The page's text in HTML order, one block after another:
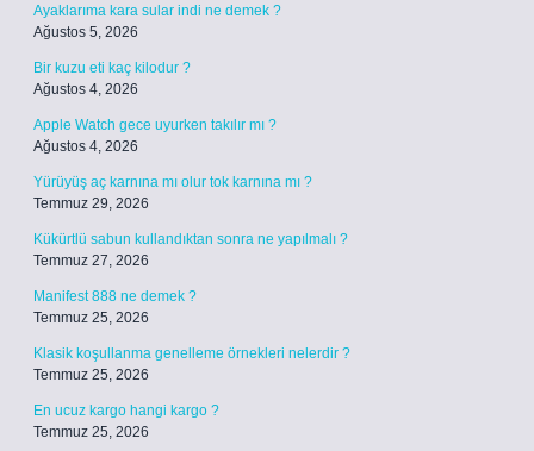
Ayaklarıma kara sular indi ne demek ?
Ağustos 5, 2026
Bir kuzu eti kaç kilodur ?
Ağustos 4, 2026
Apple Watch gece uyurken takılır mı ?
Ağustos 4, 2026
Yürüyüş aç karnına mı olur tok karnına mı ?
Temmuz 29, 2026
Kükürtlü sabun kullandıktan sonra ne yapılmalı ?
Temmuz 27, 2026
Manifest 888 ne demek ?
Temmuz 25, 2026
Klasik koşullanma genelleme örnekleri nelerdir ?
Temmuz 25, 2026
En ucuz kargo hangi kargo ?
Temmuz 25, 2026